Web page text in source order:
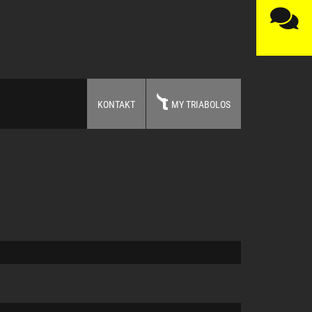
KONTAKT MY TRIABOLOS